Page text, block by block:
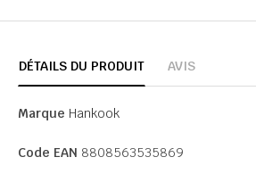
DÉTAILS DU PRODUIT AVIS
Marque Hankook
Code EAN 8808563535869